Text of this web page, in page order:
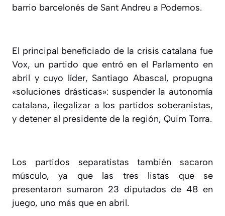
barrio barcelonés de Sant Andreu a Podemos.
El principal beneficiado de la crisis catalana fue
Vox, un partido que entró en el Parlamento en
abril y cuyo líder, Santiago Abascal, propugna
«soluciones drásticas»: suspender la autonomía
catalana, ilegalizar a los partidos soberanistas,
y detener al presidente de la región, Quim Torra.
Los partidos separatistas también sacaron
músculo, ya que las tres listas que se
presentaron sumaron 23 diputados de 48 en
juego, uno más que en abril.